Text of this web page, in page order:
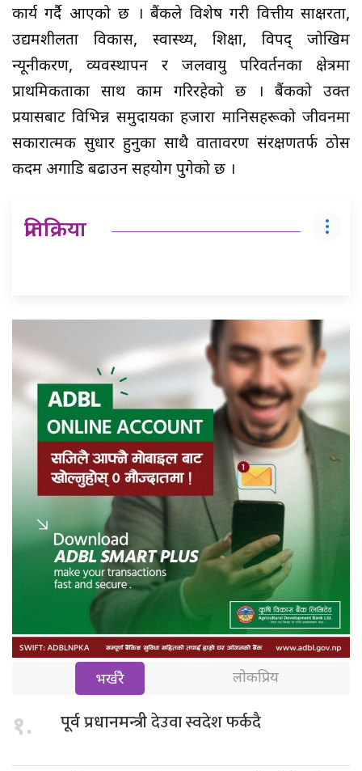
कार्य गर्दै आएको छ । बैंकले विशेष गरी वित्तीय साक्षरता,
उद्यमशीलता विकास, स्वास्थ्य, शिक्षा, विपद् जोखिम
न्यूनीकरण, व्यवस्थापन र जलवायु परिवर्तनका क्षेत्रमा
प्राथमिकताका साथ काम गरिरहेको छ । बैंकको उक्त
प्रयासबाट विभिन्न समुदायका हजारौँ मानिसहरूको जीवनमा
सकारात्मक सुधार हुनुका साथै वातावरण संरक्षणतर्फ ठोस
कदम अगाडि बढाउन सहयोग पुगेको छ ।
प्रतिक्रिया
भर्खरै लोकप्रिय
१. पूर्व प्रधानमन्त्रीदेउवा स्वदेश फर्कदै